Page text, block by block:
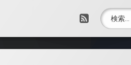
RSS
検索: